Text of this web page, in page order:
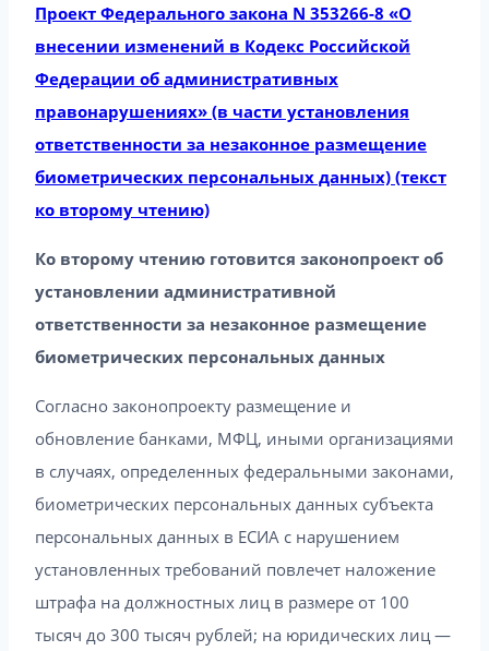
Проект Федерального закона N 353266-8 «О
внесении изменений в Кодекс Российской
Федерации об административных
правонарушениях» (в части установления
ответственности за незаконное размещение
биометрических персональных данных) (текст
ко второму чтению)
Ко второму чтению готовится законопроект об
установлении административной
ответственности за незаконное размещение
биометрических персональных данных
Согласно законопроекту размещение и
обновление банками, МФЦ, иными организациями
в случаях, определенных федеральными законами,
биометрических персональных данных субъекта
персональных данных в ЕСИА с нарушением
установленных требований повлечет наложение
штрафа на должностных лиц в размере от 100
тысяч до 300 тысяч рублей; на юридических лиц —